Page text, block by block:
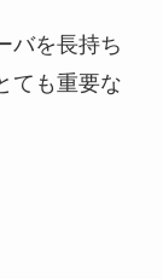
バを長持ち
ても重要な